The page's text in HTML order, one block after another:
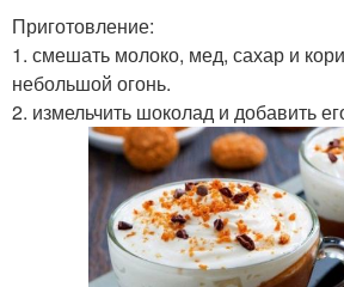
Приготовление:
1. смешать молоко, мед, сахар и
небольшой огонь.
2. измельчить шоколад и добавить